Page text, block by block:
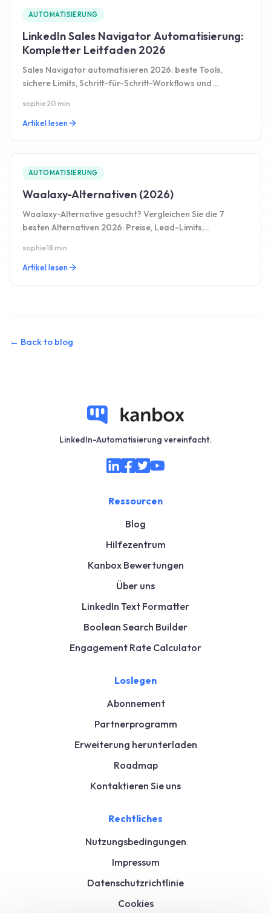
AUTOMATISIERUNG
LinkedIn Sales Navigator Automatisierung:
Kompletter Leitfaden 2026
Sales Navigator automatisieren 2026: beste Tools,
sichere Limits, Schritt-für-Schritt-Workflows und
sophie·20 min
Artikel lesen
AUTOMATISIERUNG
Waalaxy-Alternativen (2026)
Waalaxy-Alternative gesucht? Vergleichen Sie die 7
besten Alternativen 2026: Preise, Lead-Limits,
sophie·18 min
Artikel lesen
← Back to blog
LinkedIn-Automatisierung vereinfacht.
Ressourcen
Blog
Hilfezentrum
Kanbox Bewertungen
Über uns
LinkedIn Text Formatter
Boolean Search Builder
Engagement Rate Calculator
Loslegen
Abonnement
Partnerprogramm
Erweiterung herunterladen
Roadmap
Kontaktieren Sie uns
Rechtliches
Nutzungsbedingungen
Impressum
Datenschutzrichtlinie
Cookies